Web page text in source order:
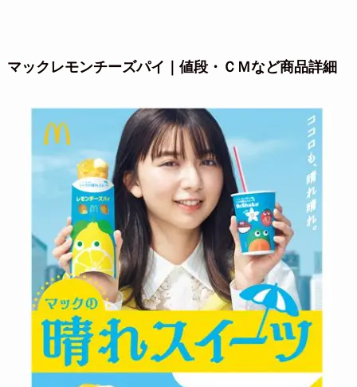
マックレモンチーズパイ｜値段・ＣＭなど商品詳細